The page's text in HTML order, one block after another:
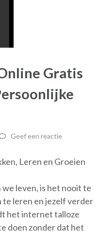
Gratis
Geef een reactie
Leren en Groeien
leven, is het nooit te
te leren en jezelf verder
het internet talloze
doen zonder dat het